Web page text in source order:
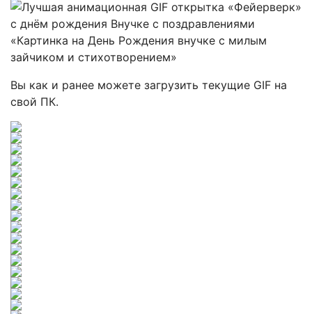
Вы как и ранее можете загрузить текущие GIF на
свой ПК.